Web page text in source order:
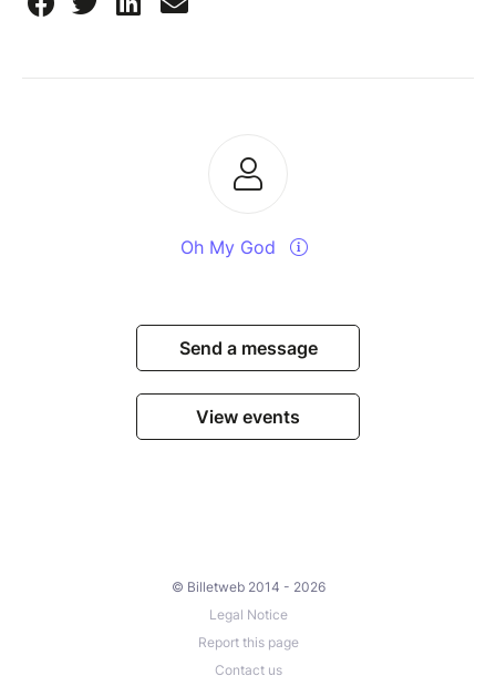
Oh My God
Send a message
View events
© Billetweb 2014 - 2026
Legal Notice
Report this page
Contact us